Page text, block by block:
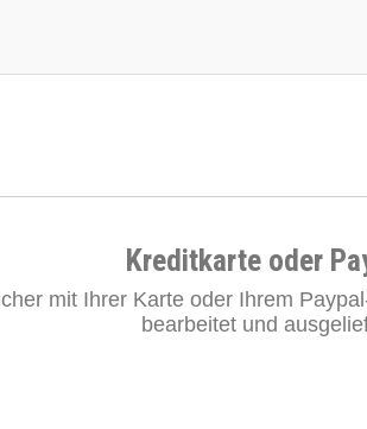
Kreditkarte oder
mit Ihrer Karte oder Ihrem
bearbeitet und